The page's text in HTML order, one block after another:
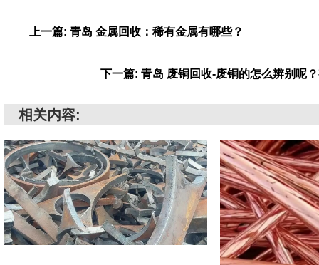
上一篇: 青岛 金属回收：稀有金属有哪些？
下一篇: 青岛 废铜回收-废铜的怎么辨别呢
相关内容: